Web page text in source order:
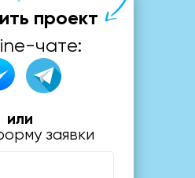
проект
чате:
или
заявки